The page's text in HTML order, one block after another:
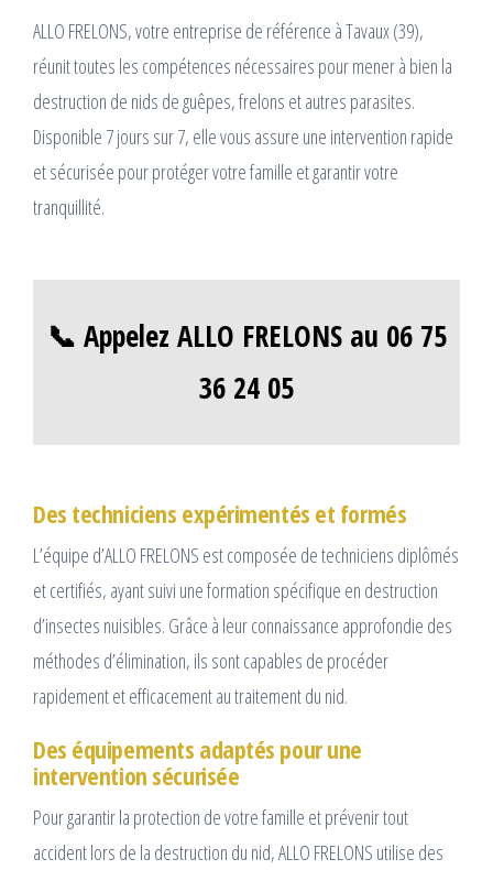
ALLO FRELONS, votre entreprise de référence à Tavaux (39),
réunit toutes les compétences nécessaires pour mener à bien la
destruction de nids de guêpes, frelons et autres parasites.
Disponible 7 jours sur 7, elle vous assure une intervention rapide
et sécurisée pour protéger votre famille et garantir votre
tranquillité.
📞 Appelez ALLO FRELONS au 06 75
36 24 05
Des techniciens expérimentés et formés
L’équipe d’ALLO FRELONS est composée de techniciens diplômés
et certifiés, ayant suivi une formation spécifique en destruction
d’insectes nuisibles. Grâce à leur connaissance approfondie des
méthodes d’élimination, ils sont capables de procéder
rapidement et efficacement au traitement du nid.
Des équipements adaptés pour une
intervention sécurisée
Pour garantir la protection de votre famille et prévenir tout
accident lors de la destruction du nid, ALLO FRELONS utilise des